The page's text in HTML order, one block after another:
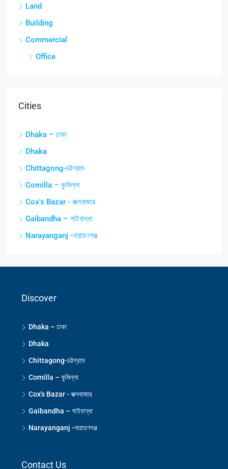
Land
Building
Commercial
Office
Cities
Dhaka – ঢাকা
Dhaka
Chittagong-চট্টগ্রাম
Comilla – কুমিল্লা
Cox's Bazar - কক্সবাজার
Gaibandha – গাইবান্ধা
Narayanganj -নারায়ণগঞ্জ
Discover
Dhaka – ঢাকা
Dhaka
Chittagong-চট্টগ্রাম
Comilla – কুমিল্লা
Cox's Bazar - কক্সবাজার
Gaibandha – গাইবান্ধা
Narayanganj -নারায়ণগঞ্জ
Contact Us